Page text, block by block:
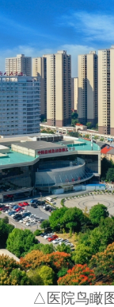
△医院鸟瞰